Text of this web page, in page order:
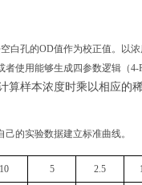
白孔的OD值作为校正值。以
使用能够生成四参数逻辑（
算样本浓度时乘以相应的稀
的实验数据建立标准曲线。
10 5 2.5